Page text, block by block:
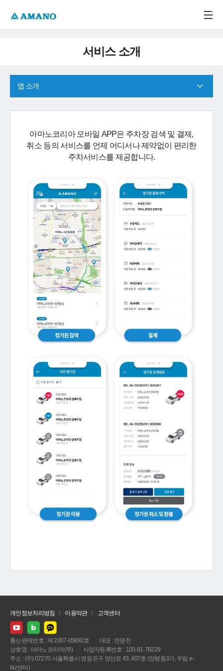
서비스 소개
앱 소개
아마노코리아 모바일 APP은 주차장 검색 및 결제,
취소 등의 서비스를 언제 어디서나 제약없이 편리한
주차서비스를 제공합니다.
개인정보처리방침 이용약관 고객센터
통신판매번호 : 제 2007-05882호
대표 : 전명진
상호명 : 아마노코리아(주)
사업자등록번호 : 105-81-78229
주소 : (우) 07270 서울특별시 영등포구 양산로 43, 407호 (양평동3가, 우림 e-
biz센터)